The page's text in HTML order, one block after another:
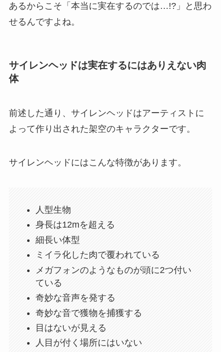
あるからこそ「本当に実在するのでは…!?」と思わ
せるんですよね。
サイレンヘッドは実在するにはありえない肉
体
前述した通り、サイレンヘッドはアーティストに
よって作り出された架空のキャラクターです。
サイレンヘッドにはこんな特徴があります。
人型生物
身長は12mを超える
細長い体型
ミイラ化した肉で覆われている
メガフォンのようなものが頭に2つ付い
ている
奇妙な音声を発する
奇妙な音で獲物を捕獲する
目はないが見える
人目が付く場所にはいない